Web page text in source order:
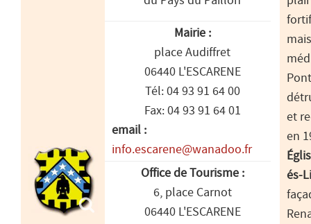
Mairie :
place Audiffret
06440 L'ESCARENE
Tél: 04 93 91 64 00
Fax: 04 93 91 64 01
email :
info.escarene@wanadoo.fr
Office de Tourisme :
6, place Carnot
06440 L'ESCARENE
et
en
és-